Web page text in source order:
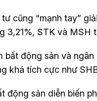
tư cũng “mạnh tay”
3,21%, STK và MSH
bất động sản và
khá tích cực như
động sản diễn biến